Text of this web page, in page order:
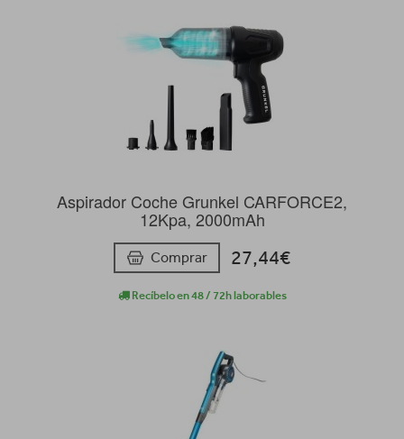
Aspirador Coche Grunkel CARFORCE2,
12Kpa, 2000mAh
Comprar 27,44€
Recíbelo en 48 / 72h laborables